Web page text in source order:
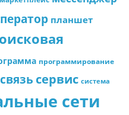
планшет
программирование
связь сервис система
сети